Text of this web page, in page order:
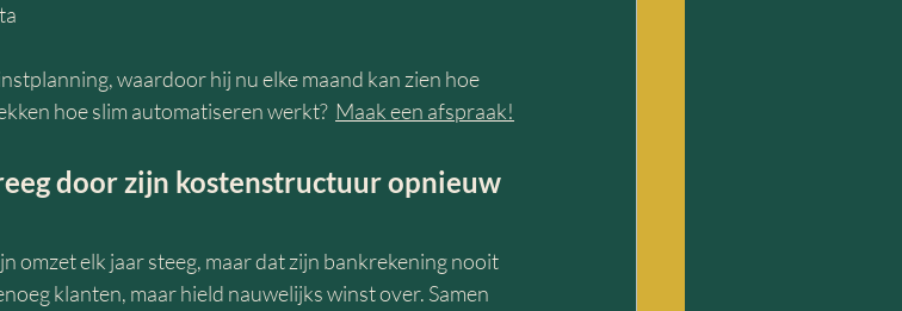
waardoor hij nu elke maand kan zien hoe
hoe slim automatiseren werkt? Maak een afspraak!
door zijn kostenstructuur opnieuw
omzet elk jaar steeg, maar dat zijn bankrekening nooit
klanten, maar hield nauwelijks winst over. Samen